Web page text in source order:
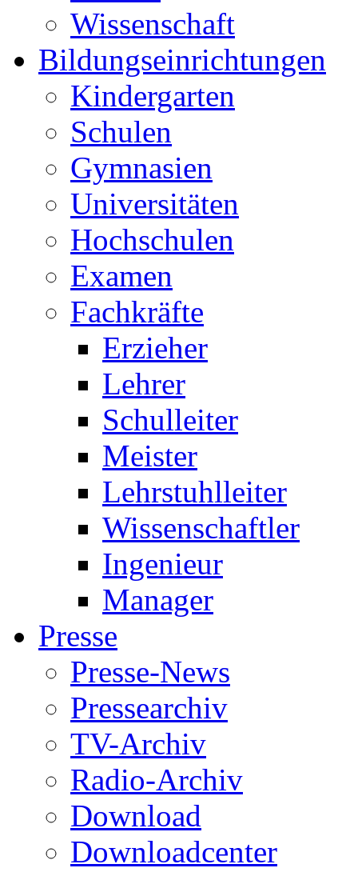
Wissenschaft
Bildungseinrichtungen
Kindergarten
Schulen
Gymnasien
Universitäten
Hochschulen
Examen
Fachkräfte
Erzieher
Lehrer
Schulleiter
Meister
Lehrstuhlleiter
Wissenschaftler
Ingenieur
Manager
Presse
Presse-News
Pressearchiv
TV-Archiv
Radio-Archiv
Download
Downloadcenter